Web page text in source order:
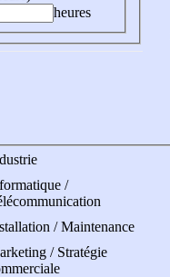
heures
/
/ Maintenance
/ Stratégie